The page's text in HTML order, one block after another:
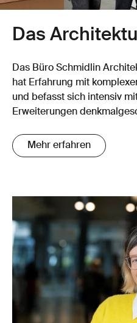
Das
Das Büro Schmidlin
hat Erfahrung mit
und befasst sich intensiv
Erweiterungen
Mehr erfahren